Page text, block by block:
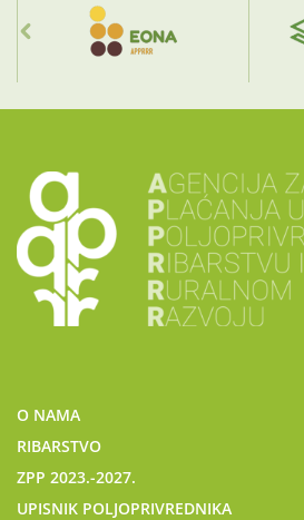
O NAMA
RIBARSTVO
ZPP 2023.-2027.
UPISNIK POLJOPRIVREDNIKA